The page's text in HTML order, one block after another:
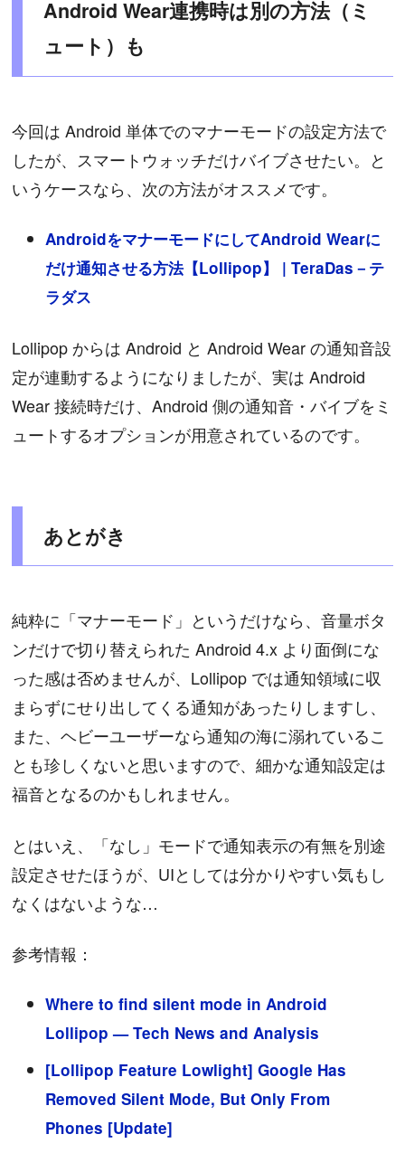
Android Wear連携時は別の方法（ミ
ュート）も
今回は Android 単体でのマナーモードの設定方法で
したが、スマートウォッチだけバイブさせたい。と
いうケースなら、次の方法がオススメです。
AndroidをマナーモードにしてAndroid Wearに
だけ通知させる方法【Lollipop】 | TeraDas－テ
ラダス
Lollipop からは Android と Android Wear の通知音設
定が連動するようになりましたが、実は Android
Wear 接続時だけ、Android 側の通知音・バイブをミ
ュートするオプションが用意されているのです。
あとがき
純粋に「マナーモード」というだけなら、音量ボタ
ンだけで切り替えられた Android 4.x より面倒にな
った感は否めませんが、Lollipop では通知領域に収
まらずにせり出してくる通知があったりしますし、
また、ヘビーユーザーなら通知の海に溺れているこ
とも珍しくないと思いますので、細かな通知設定は
福音となるのかもしれません。
とはいえ、「なし」モードで通知表示の有無を別途
設定させたほうが、UIとしては分かりやすい気もし
なくはないような…
参考情報：
Where to find silent mode in Android
Lollipop — Tech News and Analysis
[Lollipop Feature Lowlight] Google Has
Removed Silent Mode, But Only From
Phones [Update]